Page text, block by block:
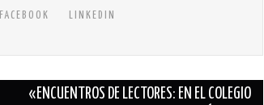
FACEBOOK LINKEDIN
«ENCUENTROS DE LECTORES: EN EL COLEGIO